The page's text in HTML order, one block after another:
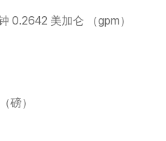
0.2642 美加仑 （gpm）
磅）